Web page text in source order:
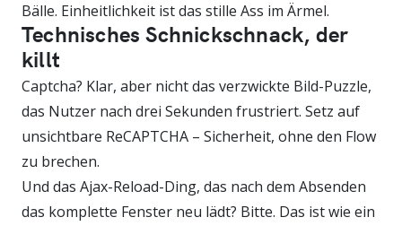
Bälle. Einheitlichkeit ist das stille Ass im Ärmel.
Technisches Schnickschnack, der
killt
Captcha? Klar, aber nicht das verzwickte Bild-Puzzle,
das Nutzer nach drei Sekunden frustriert. Setz auf
unsichtbare ReCAPTCHA – Sicherheit, ohne den Flow
zu brechen.
Und das Ajax-Reload-Ding, das nach dem Absenden
das komplette Fenster neu lädt? Bitte. Das ist wie ein